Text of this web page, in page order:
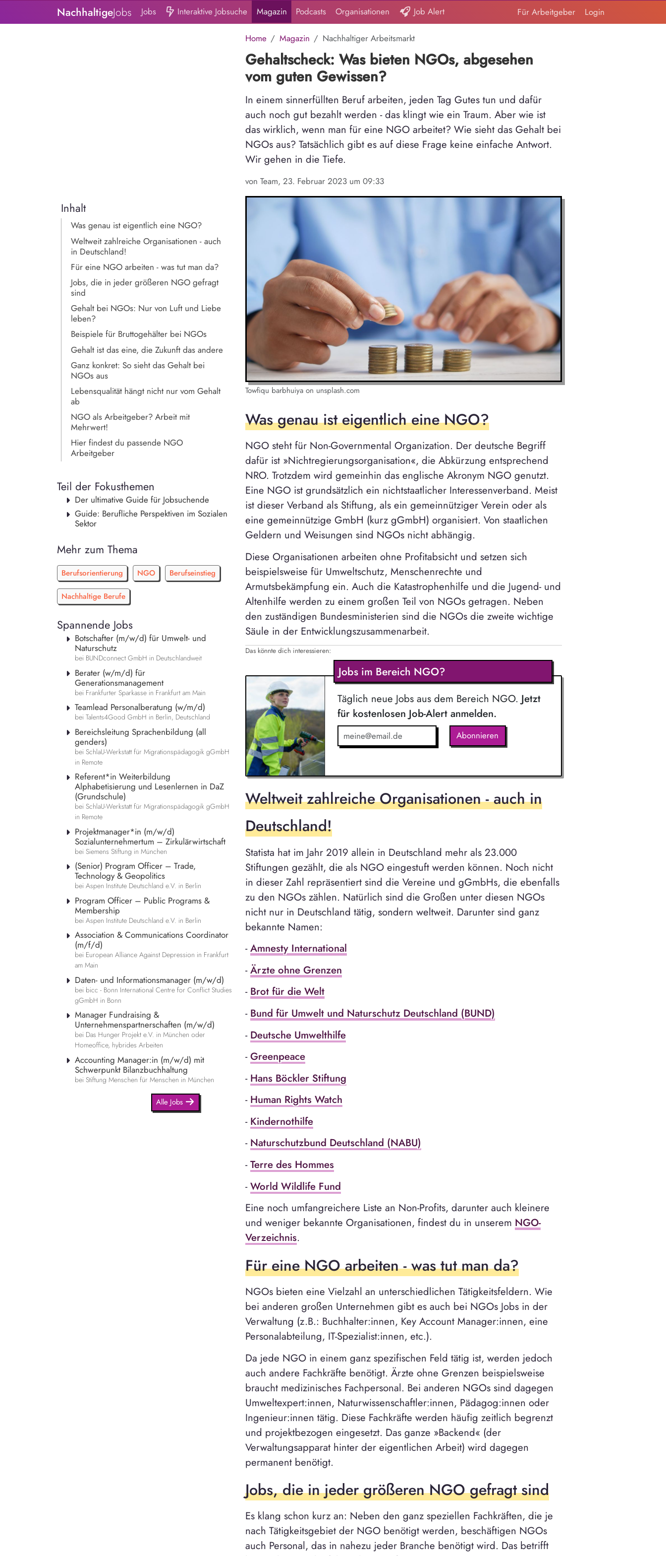
NachhaltigeJobs Jobs Interaktive Jobsuche Magazin Podcasts Organisationen Job Alert Für Arbeitgeber Login
Home Magazin Nachhaltiger Arbeitsmarkt
Gehaltscheck: Was bieten NGOs, abgesehen
vom guten Gewissen?
In einem sinnerfüllten Beruf arbeiten, jeden Tag Gutes tun und dafür
auch noch gut bezahlt werden - das klingt wie ein Traum. Aber wie ist
das wirklich, wenn man für eine NGO arbeitet? Wie sieht das Gehalt bei
NGOs aus? Tatsächlich gibt es auf diese Frage keine einfache Antwort.
Wir gehen in die Tiefe.
von Team, 23. Februar 2023 um 09:33
Inhalt
Was genau ist eigentlich eine NGO?
Weltweit zahlreiche Organisationen - auch
in Deutschland!
Für eine NGO arbeiten - was tut man da?
Jobs, die in jeder größeren NGO gefragt
sind
Gehalt bei NGOs: Nur von Luft und Liebe
leben?
Beispiele für Bruttogehälter bei NGOs
Gehalt ist das eine, die Zukunft das andere
Ganz konkret: So sieht das Gehalt bei
NGOs aus
Lebensqualität hängt nicht nur vom Gehalt
ab
NGO als Arbeitgeber? Arbeit mit
Mehrwert!
Hier findest du passende NGO
Arbeitgeber
Teil der Fokusthemen
Der ultimative Guide für Jobsuchende
Guide: Berufliche Perspektiven im Sozialen
Sektor
Mehr zum Thema
Berufsorientierung NGO Berufseinstieg
Nachhaltige Berufe
Spannende Jobs
Botschafter (m/w/d) für Umwelt- und
Naturschutz
bei BUNDconnect GmbH in Deutschlandweit
Berater (w/m/d) für
Generationsmanagement
bei Frankfurter Sparkasse in Frankfurt am Main
Teamlead Personalberatung (w/m/d)
bei Talents4Good GmbH in Berlin, Deutschland
Bereichsleitung Sprachenbildung (all
genders)
bei SchlaU-Werkstatt für Migrationspädagogik gGmbH
in Remote
Referent*in Weiterbildung
Alphabetisierung und Lesenlernen in DaZ
(Grundschule)
bei SchlaU-Werkstatt für Migrationspädagogik gGmbH
in Remote
Projektmanager*in (m/w/d)
Sozialunternehmertum – Zirkulärwirtschaft
bei Siemens Stiftung in München
(Senior) Program Officer – Trade,
Technology & Geopolitics
bei Aspen Institute Deutschland e.V. in Berlin
Program Officer – Public Programs &
Membership
bei Aspen Institute Deutschland e.V. in Berlin
Association & Communications Coordinator
(m/f/d)
bei European Alliance Against Depression in Frankfurt
am Main
Daten- und Informationsmanager (m/w/d)
bei bicc - Bonn International Centre for Conflict Studies
gGmbH in Bonn
Manager Fundraising &
Unternehmenspartnerschaften (m/w/d)
bei Das Hunger Projekt e.V. in München oder
Homeoffice, hybrides Arbeiten
Accounting Manager:in (m/w/d) mit
Schwerpunkt Bilanzbuchhaltung
bei Stiftung Menschen für Menschen in München
Alle Jobs
Towfiqu barbhuiya on unsplash.com
Was genau ist eigentlich eine NGO?
NGO steht für Non-Governmental Organization. Der deutsche Begriff
dafür ist »Nichtregierungsorganisation«, die Abkürzung entsprechend
NRO. Trotzdem wird gemeinhin das englische Akronym NGO genutzt.
Eine NGO ist grundsätzlich ein nichtstaatlicher Interessenverband. Meist
ist dieser Verband als Stiftung, als ein gemeinnütziger Verein oder als
eine gemeinnützige GmbH (kurz gGmbH) organisiert. Von staatlichen
Geldern und Weisungen sind NGOs nicht abhängig.
Diese Organisationen arbeiten ohne Profitabsicht und setzen sich
beispielsweise für Umweltschutz, Menschenrechte und
Armutsbekämpfung ein. Auch die Katastrophenhilfe und die Jugend- und
Altenhilfe werden zu einem großen Teil von NGOs getragen. Neben
den zuständigen Bundesministerien sind die NGOs die zweite wichtige
Säule in der Entwicklungszusammenarbeit.
Das könnte dich interessieren:
Jobs im Bereich NGO?
Täglich neue Jobs aus dem Bereich NGO. Jetzt
für kostenlosen Job-Alert anmelden.
Abonnieren
Weltweit zahlreiche Organisationen - auch in
Deutschland!
Statista hat im Jahr 2019 allein in Deutschland mehr als 23.000
Stiftungen gezählt, die als NGO eingestuft werden können. Noch nicht
in dieser Zahl repräsentiert sind die Vereine und gGmbHs, die ebenfalls
zu den NGOs zählen. Natürlich sind die Großen unter diesen NGOs
nicht nur in Deutschland tätig, sondern weltweit. Darunter sind ganz
bekannte Namen:
-Amnesty International
-Ärzte ohne Grenzen
- Brot für die Welt
- Bund für Umwelt und Naturschutz Deutschland (BUND)
- Deutsche Umwelthilfe
-Greenpeace
- Hans Böckler Stiftung
- Human Rights Watch
- Kindernothilfe
- Naturschutzbund Deutschland (NABU)
-Terre des Hommes
-World Wildlife Fund
Eine noch umfangreichere Liste an Non-Profits, darunter auch kleinere
und weniger bekannte Organisationen, findest du in unserem NGO-
Verzeichnis.
Für eine NGO arbeiten - was tut man da?
NGOs bieten eine Vielzahl an unterschiedlichen Tätigkeitsfeldern. Wie
bei anderen großen Unternehmen gibt es auch bei NGOs Jobs in der
Verwaltung (z.B.: Buchhalter:innen, Key Account Manager:innen, eine
Personalabteilung, IT-Spezialist:innen, etc.).
Da jede NGO in einem ganz spezifischen Feld tätig ist, werden jedoch
auch andere Fachkräfte benötigt. Ärzte ohne Grenzen beispielsweise
braucht medizinisches Fachpersonal. Bei anderen NGOs sind dagegen
Umweltexpert:innen, Naturwissenschaftler:innen, Pädagog:innen oder
Ingenieur:innen tätig. Diese Fachkräfte werden häufig zeitlich begrenzt
und projektbezogen eingesetzt. Das ganze »Backend« (der
Verwaltungsapparat hinter der eigentlichen Arbeit) wird dagegen
permanent benötigt.
Jobs, die in jeder größeren NGO gefragt sind
Es klang schon kurz an: Neben den ganz speziellen Fachkräften, die je
nach Tätigkeitsgebiet der NGO benötigt werden, beschäftigen NGOs
auch Personal, das in nahezu jeder Branche benötigt wird. Das betrifft